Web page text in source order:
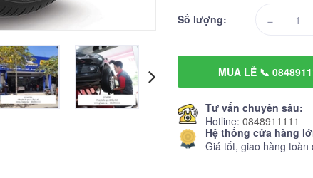
Số lượng: -
MUA LẺ 📞
Tư vấn chuyên sâu:
Hotline: 0848911111
Hệ thống cửa hàng
Giá tốt, giao hàng toàn